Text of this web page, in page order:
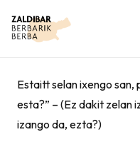
Estaitt selan ixengo
esta?” – (Ez dakit zelan
izango da, ezta?)